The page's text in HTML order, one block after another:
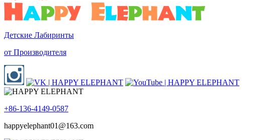
Детские Лабиринты
от Производителя
+86-136-4149-0587
happyelephant01@163.com